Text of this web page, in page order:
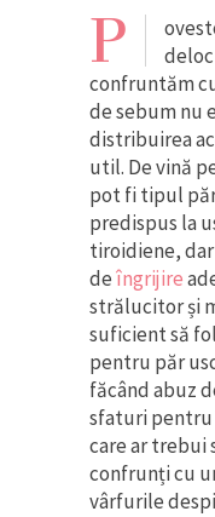
P
confruntăm
de sebum nu
distribuirea
util. De vină
pot fi tipul
predispus la
tiroidiene,
deîngrijire
strălucitor și
suficient să
pentru păr
făcând abuz
sfaturi
care ar trebui
confrunți cu
vârfurile